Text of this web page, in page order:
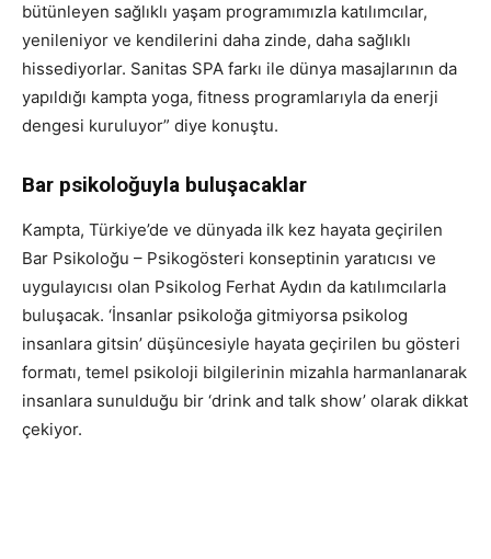
bütünleyen sağlıklı yaşam programımızla katılımcılar,
yenileniyor ve kendilerini daha zinde, daha sağlıklı
hissediyorlar. Sanitas SPA farkı ile dünya masajlarının da
yapıldığı kampta yoga, fitness programlarıyla da enerji
dengesi kuruluyor” diye konuştu.
Bar psikoloğuyla buluşacaklar
Kampta, Türkiye’de ve dünyada ilk kez hayata geçirilen
Bar Psikoloğu – Psikogösteri konseptinin yaratıcısı ve
uygulayıcısı olan Psikolog Ferhat Aydın da katılımcılarla
buluşacak. ‘İnsanlar psikoloğa gitmiyorsa psikolog
insanlara gitsin’ düşüncesiyle hayata geçirilen bu gösteri
formatı, temel psikoloji bilgilerinin mizahla harmanlanarak
insanlara sunulduğu bir ‘drink and talk show’ olarak dikkat
çekiyor.